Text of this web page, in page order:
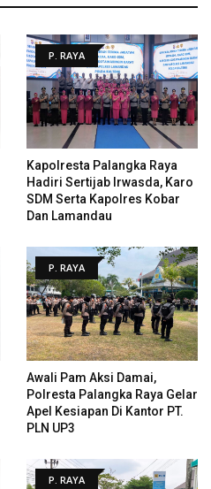
P. RAYA
Kapolresta Palangka Raya
Hadiri Sertijab Irwasda, Karo
SDM Serta Kapolres Kobar
Dan Lamandau
P. RAYA
Awali Pam Aksi Damai,
Polresta Palangka Raya Gelar
Apel Kesiapan Di Kantor PT.
PLN UP3
P. RAYA